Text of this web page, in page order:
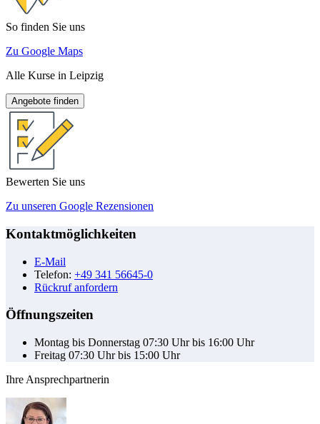
So finden Sie uns
Zu Google Maps
Alle Kurse in Leipzig
Angebote finden
Bewerten Sie uns
Zu unseren Google Rezensionen
Kontaktmöglichkeiten
E-Mail
Telefon: +49 341 56645-0
Rückruf anfordern
Öffnungszeiten
Montag bis Donnerstag 07:30 Uhr bis 16:00 Uhr
Freitag 07:30 Uhr bis 15:00 Uhr
Ihre Ansprechpartnerin